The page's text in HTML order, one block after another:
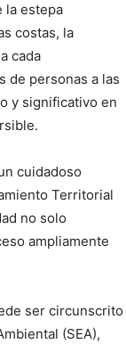
la estepa
costas, la
cada
de personas a las
y significativo en
cuidadoso
Territorial
no solo
ampliamente
ser circunscrito
(SEA),